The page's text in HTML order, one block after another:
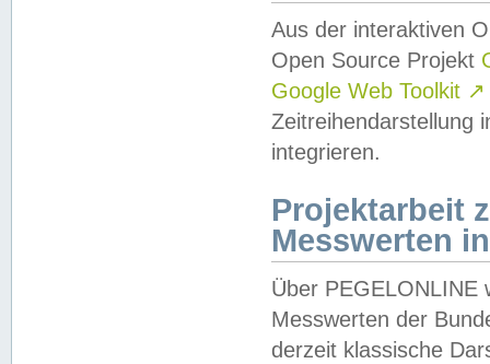
Aus der interaktiven
Open Source Projekt
Google Web Toolkit ↗
Zeitreihendarstellung
integrieren.
Projektarbeit
Messwerten
Über PEGELONLINE
Messwerten der
derzeit klassische